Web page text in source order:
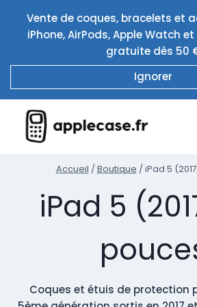
contenu
Vente de coques, bracelets et
iPhone, AirPods, Apple Watch
gratuite dès 50
Ignorer
Accueil / Boutique / iPad 5
iPad 5
Coques et étuis de protection